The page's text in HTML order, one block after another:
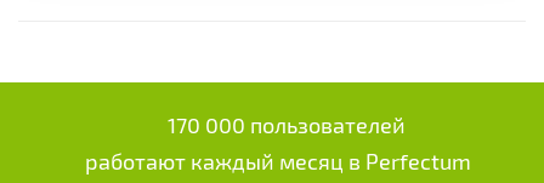
170 000 пользователей
работают каждый месяц в Perfectum